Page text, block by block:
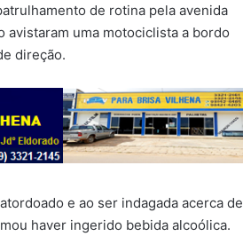
de rotina pela avenida
avistaram uma motociclista a bordo
direção.
e ao ser indagada acerca de
haver ingerido bebida alcoólica.